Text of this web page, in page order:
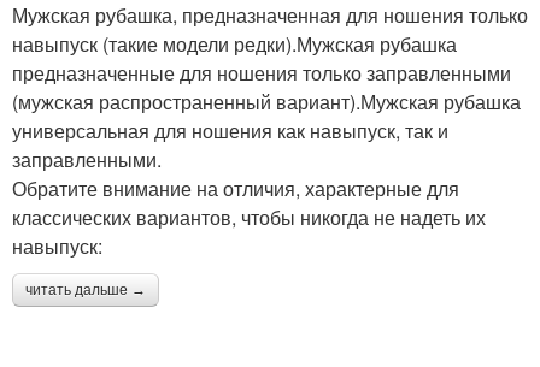
Мужская рубашка, предназначенная для ношения только
навыпуск (такие модели редки).Мужская рубашка
предназначенные для ношения только заправленными
(мужская распространенный вариант).Мужская рубашка
универсальная для ношения как навыпуск, так и
заправленными.
Обратите внимание на отличия, характерные для
классических вариантов, чтобы никогда не надеть их
навыпуск:
читать дальше →